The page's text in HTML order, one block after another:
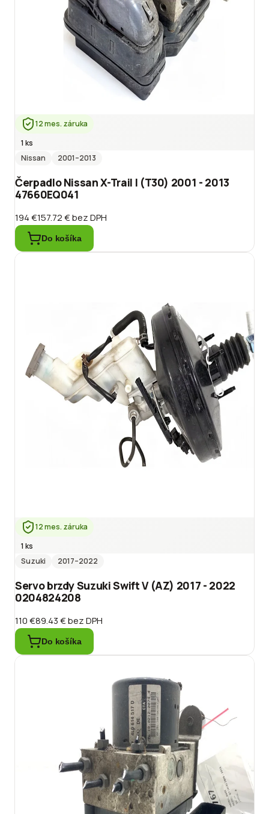
12 mes. záruka
1 ks
Nissan
2001–2013
Čerpadlo Nissan X-Trail I (T30) 2001 - 2013
47660EQ041
194 €157.72 €bez DPH
Do košíka
12 mes. záruka
1 ks
Suzuki
2017–2022
Servo brzdy Suzuki Swift V (AZ) 2017 - 2022
0204824208
110 €89.43 €bez DPH
Do košíka